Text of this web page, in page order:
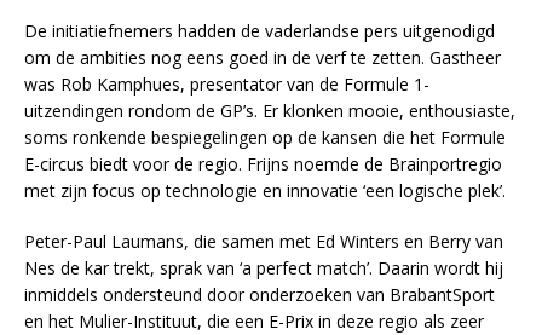
De initiatiefnemers hadden de vaderlandse pers uitgenodigd
om de ambities nog eens goed in de verf te zetten. Gastheer
was Rob Kamphues, presentator van de Formule 1-
uitzendingen rondom de GP’s. Er klonken mooie, enthousiaste,
soms ronkende bespiegelingen op de kansen die het Formule
E-circus biedt voor de regio. Frijns noemde de Brainportregio
met zijn focus op technologie en innovatie ‘een logische plek’.
Peter-Paul Laumans, die samen met Ed Winters en Berry van
Nes de kar trekt, sprak van ‘a perfect match’. Daarin wordt hij
inmiddels ondersteund door onderzoeken van BrabantSport
en het Mulier-Instituut, die een E-Prix in deze regio als zeer